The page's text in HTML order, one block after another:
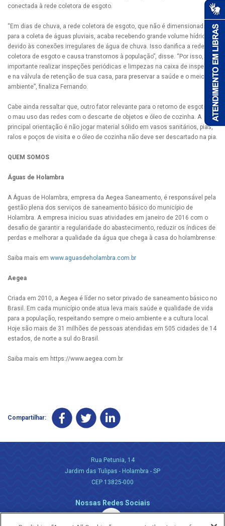
conectada à rede coletora de esgoto.
“Em dias de chuva, a rede coletora de esgoto, que não é dimensionada
para a coleta de águas pluviais, acaba recebendo grande volume hídrico
devido às conexões irregulares de água de chuva. Isso danifica a rede
coletora de esgoto e causa transtornos à população”, disse. “Por isso, é
importante realizar inspeções periódicas e limpezas na caixa de inspeção
e na válvula de retenção de sua casa, para preservar a saúde e o meio
ambiente”, finaliza Fernando.
Cabe ainda ressaltar que, outro fator relevante para o retorno de esgotos, é
o mau uso das redes com o descarte de objetos e óleo de cozinha. A
principal orientação é não jogar material sólido em vasos sanitários, pias,
ralos e poços de visita e o óleo de cozinha não deve ser descartado na pia.
QUEM SOMOS
Águas de Holambra
A Águas de Holambra, empresa da Aegea Saneamento, é responsável pela
gestão plena dos serviços de saneamento básico do município de
Holambra. A empresa iniciou suas atividades em janeiro de 2016 com o
desafio de garantir a regularidade do abastecimento, reduzir os índices de
perdas e melhorar a qualidade da água que chega à casa do holambrense.
Saiba mais em www.aguasdeholambra.com.br
Aegea
Criada em 2010, a Aegea é líder no setor privado de saneamento básico no
Brasil. Em cada município onde atua leva mais saúde e qualidade de vida
para a população, respeitando sempre o meio ambiente e a cultura local.
Hoje são mais de 31 milhões de pessoas atendidas em 505 cidades de 14
estados, de norte a sul do Brasil.
Saiba mais em https://www.aegea.com.br
Compartilhar:
Rua Petunia, 14
Jardim das Tulipas - Holambra - SP
CEP 13825-000
Nossas Redes Sociais